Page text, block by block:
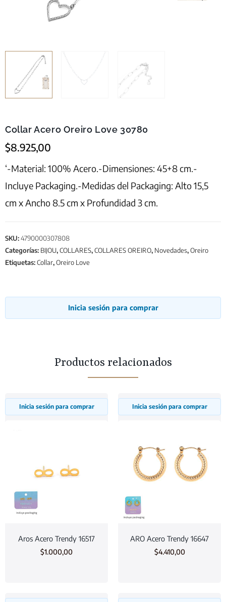
Collar Acero Oreiro Love 30780
$8.925,00
‘-Material: 100% Acero.-Dimensiones: 45+8 cm.-
Incluye Packaging.-Medidas del Packaging: Alto 15,5
cm x Ancho 8.5 cm x Profundidad 3 cm.
SKU:4790000307808
Categorías: BIJOU,COLLARES,COLLARES OREIRO, Novedades,Oreiro
Etiquetas:Collar,Oreiro Love
Inicia sesión para comprar
Productos relacionados
Inicia sesión para comprar
Aros Acero Trendy 16517
$1.000,00
Inicia sesión para comprar
ARO Acero Trendy 16647
$4.410,00